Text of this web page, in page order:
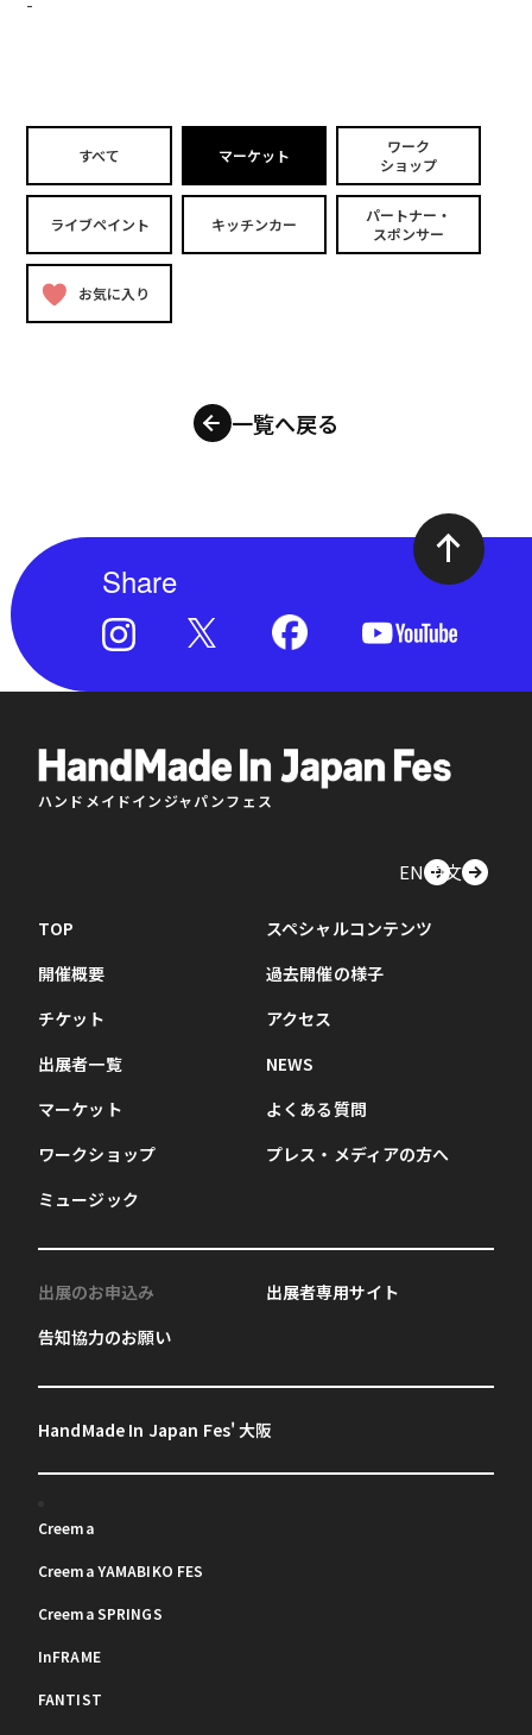
-
すべて マーケット
ワーク
ショップ
ライブペイント キッチンカー
パートナー・
スポンサー
お気に入り
一覧へ戻る
Share
ハンドメイドインジャパンフェス
EN中文
TOP
開催概要
チケット
出展者一覧
マーケット
ワークショップ
ミュージック
スペシャルコンテンツ
過去開催の様子
アクセス
NEWS
よくある質問
プレス・メディアの方へ
出展のお申込み
告知協力のお願い
出展者専用サイト
HandMade In Japan Fes' 大阪
Creema
Creema YAMABIKO FES
Creema SPRINGS
InFRAME
FANTIST